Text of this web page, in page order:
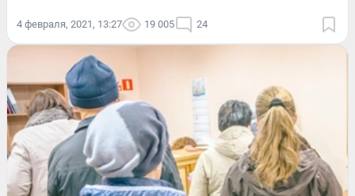
4 февраля, 2021, 13:27 19 005 24